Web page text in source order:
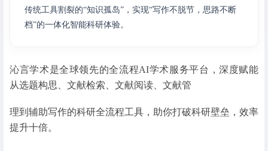
传统工具割裂的“知识孤岛”，实现“写作不脱节，思路不断
档”的一体化智能科研体验。
沁言学术是全球领先的全流程AI学术服务平台，深度赋能
从选题构思、文献检索、文献阅读、文献管
理到辅助写作的科研全流程工具，助你打破科研壁垒，效率
提升十倍。